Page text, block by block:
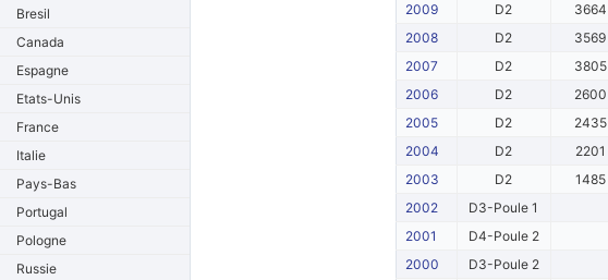
Bresil
Canada
Espagne
Etats-Unis
France
Italie
Pays-Bas
Portugal
Pologne
Russie
2009
D2
3664
2008
D2
3569
2007
D2
3805
2006
D2
2600
2005
D2
2435
2004
D2
2201
2003
D2
1485
2002
D3-Poule 1
2001
D4-Poule 2
2000
D3-Poule 2